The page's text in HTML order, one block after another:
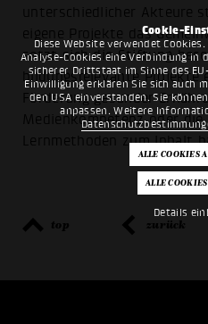
Cookie-
Diese Website verwendet
Analyse-Cookies eine Verbindung in
sicherer Drittstaat im Sinne des
Einwilligung erklären Sie sich auch
den USA einverstanden. Sie
anpassen. Weitere
Details
unterschiedlicher Akteure
eigene Projekte das
setzt sich die Stiftung
bildungsrelevante Projekte
Förderung gesunder
Medienkompetenz oder
Lernmethoden zum Inhalt
top zurück